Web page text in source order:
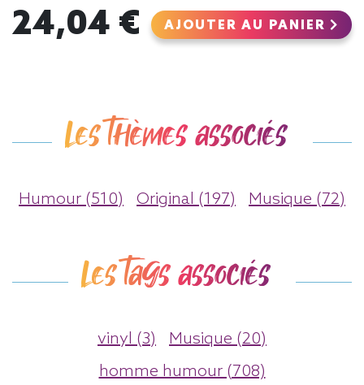
24,04 € AJOUTER AU PANIER
Les thèmes associés
Humour (510) Original (197) Musique (72)
Les tags associés
vinyl (3)
Musique (20)
homme humour (708)